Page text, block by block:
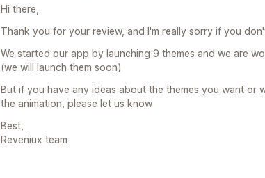
Hi there,
Thank you for your review, and I'm really sorry if you
We started our app by launching 9 themes and we are
(we will launch them soon)
But if you have any ideas about the themes you want or
the animation, please let us know
Best,
Reveniux team